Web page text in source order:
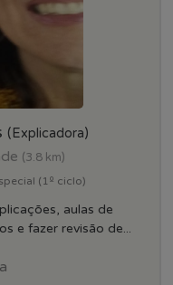
(Explicadora)
(3.8 km)
(1º ciclo)
aulas de
e fazer revisão de...